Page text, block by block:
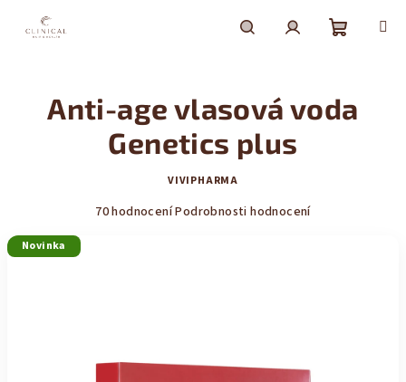
košík
Anti-age vlasová voda
Genetics plus
VIVIPHARMA
Průměrné
70 hodnoceníPodrobnosti hodnocení
Novinka